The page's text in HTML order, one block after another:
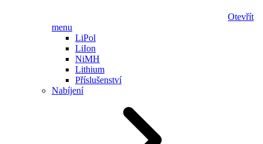
Otevřít
menu
LiPol
LiIon
NiMH
Lithium
Příslušenství
Nabíjení